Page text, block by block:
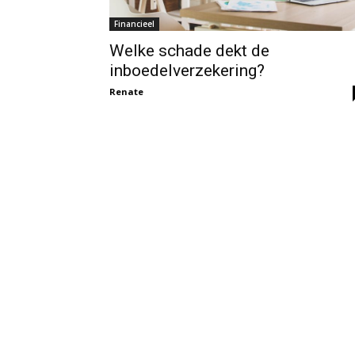
Financieel
Welke schade dekt de
inboedelverzekering?
Renate